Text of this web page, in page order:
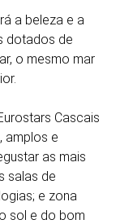
a beleza e a
dotados de
o mesmo mar
Cascais
amplos e
as mais
salas de
e zona
sol e do bom